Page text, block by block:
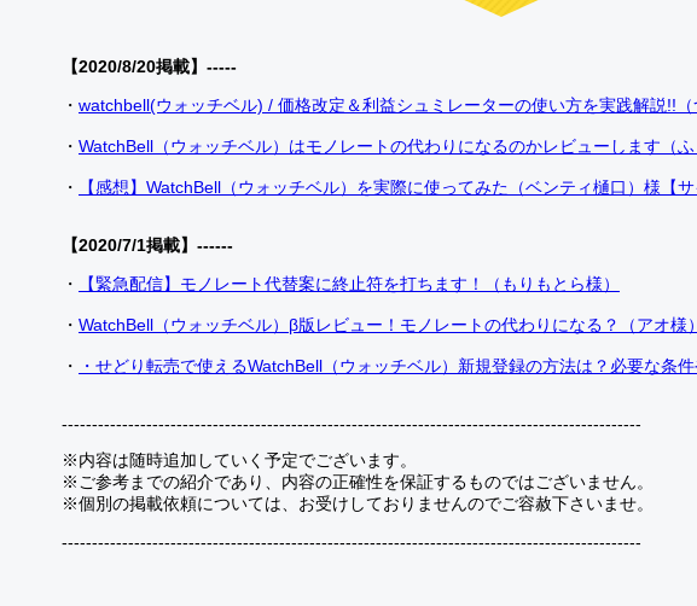
【2020/8/20掲載】-----
・ watchbell(ウォッチベル) / 価格改定＆利益シュミレーターの使い方を実践解説!!
・ WatchBell（ウォッチベル）はモノレートの代わりになるのかレビューします（
・ 【感想】WatchBell（ウォッチベル）を実際に使ってみた（ベンティ樋口）様【
【2020/7/1掲載】------
・
【緊急配信】モノレート代替案に終止符を打ちます！（もりもとら様）
・ WatchBell（ウォッチベル）β版レビュー！モノレートの代わりになる？（アオ様
・ ・せどり転売で使えるWatchBell（ウォッチベル）新規登録の方法は？必要な条
------------------------------------------------------------------------------------------------
※内容は随時追加していく予定でございます。
※ご参考までの紹介であり、内容の正確性を保証するものではございません。
※個別の掲載依頼については、お受けしておりませんのでご容赦下さいませ。
------------------------------------------------------------------------------------------------